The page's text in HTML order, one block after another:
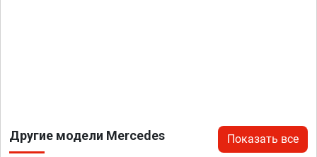
Другие модели Mercedes Показать все